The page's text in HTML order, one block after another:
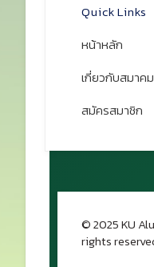
Quick Links
หน้าหลัก
เกี่ยวกับสมาคม
สมัครสมาชิก
© 2025 KU
rights